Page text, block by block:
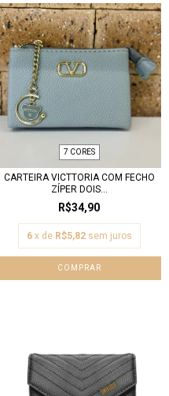
7 CORES
CARTEIRA VICTTORIA COM FECHO
ZÍPER DOIS...
R$34,90
6 x de R$5,82 sem juros
COMPRAR